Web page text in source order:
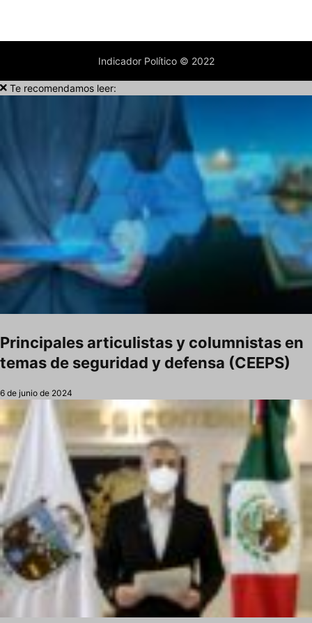
Indicador Político © 2022
Te recomendamos leer:
Principales articulistas y columnistas en
temas de seguridad y defensa (CEEPS)
6 de junio de 2024